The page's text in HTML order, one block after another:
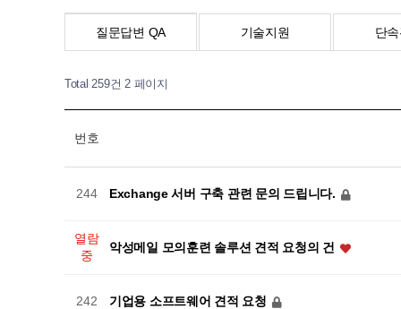
질문답변 QA 기술지원 단
Total 259건 2 페이지
번호
244 Exchange 서버 구축 관련 문의 드립니다.
열람
중
악성메일 모의훈련 솔루션 견적 요청의 건
242 기업용 소프트웨어 견적 요청